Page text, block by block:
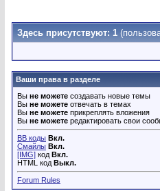
Здесь присутствуют: 1
Ваши права в разделе
Вы не можете создавать новые темы
Вы не можете отвечать в темах
Вы не можете прикреплять вложения
Вы не можете редактировать свои
BB коды Вкл.
Смайлы Вкл.
[IMG] код Вкл.
HTML код Выкл.
Forum Rules